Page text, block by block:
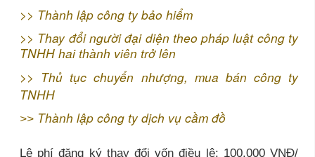
>> Thành lập công ty bảo hiểm
>> Thay đổi người đại diện theo pháp luật công ty
TNHH hai thành viên trở lên
>> Thủ tục chuyển nhượng, mua bán công ty
TNHH
>> Thành lập công ty dịch vụ cầm đồ
Lệ phí đăng ký thay đổi vốn điều lệ: 100.000 VNĐ/